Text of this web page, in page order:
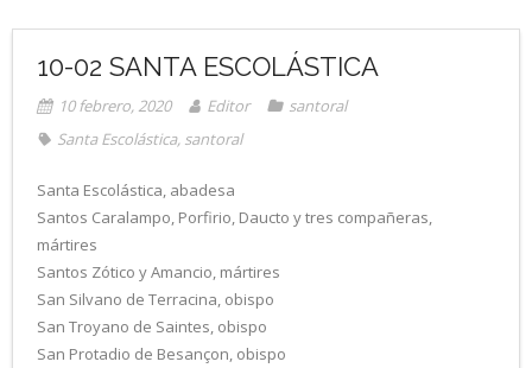
10-02 SANTA ESCOLÁSTICA
10 febrero, 2020 Editor
santoral
Santa Escolástica, santoral
Santa Escolástica, abadesa
Santos Caralampo, Porfirio, Daucto y tres compañeras,
mártires
Santos Zótico y Amancio, mártires
San Silvano de Terracina, obispo
San Troyano de Saintes, obispo
San Protadio de Besançon, obispo